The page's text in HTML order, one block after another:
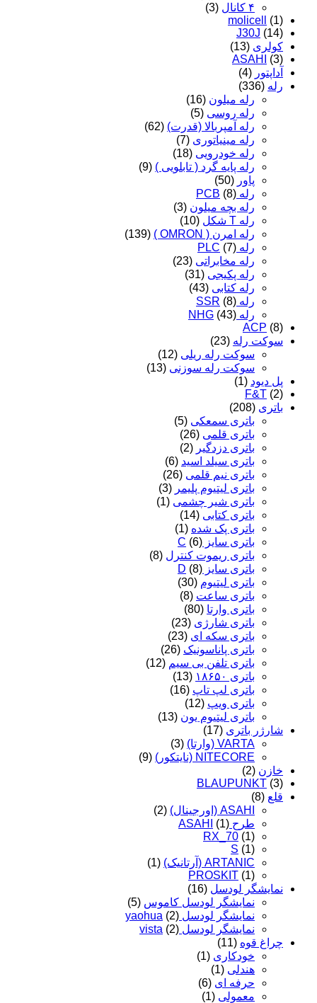
۴ کانال
(3)
molicell
(1)
J30J (14)
کولری (13)
ASAHI
(3)
آداپتور (4)
رله (336)
رله میلون (16)
رله روسی (5)
رله آمپربالا (قدرت) (62)
رله مینیاتوری (7)
رله خودرویی (18)
رله پایه گرد ( تابلویی ) (9)
پاور (50)
رله PCB (8)
رله بچه میلون (3)
رله T شکل
(10)
رله امرن ( OMRON )
(139)
رله PLC (7)
رله مخابراتی (23)
رله پکیجی (31)
رله کتابی (43)
رله SSR (8)
رله NHG (43)
ACP (8)
سوکت رله (23)
سوکت رله ریلی (12)
سوکت رله سوزنی (13)
پل دیود (1)
F&T (2)
باتری (208)
باتری سمعکی (5)
باتری قلمی (26)
باتری دزدگیر (2)
باتری سیلد اسید (6)
باتری نیم قلمی (26)
باتری لیتیوم پلیمر (3)
باتری شیر چشمی (1)
باتری کتابی (14)
باتری پک شده (1)
باتری سایز C (6)
باتری ریموت کنترل (8)
باتری سایز D (8)
باتری لیتیوم (30)
باتری ساعت (8)
باتری وارتا (80)
باتری شارژی (23)
باتری سکه ای (23)
باتری پاناسونیک (26)
باتری تلفن بی سیم (12)
باتری ۱۸۶۵۰
(13)
باتری لپ تاپ (16)
باتری ویپ (12)
باتری لیتیوم یون (13)
شارژر باتری (17)
VARTA (وارتا)
(3)
NITECORE (نایتکور)
(9)
خازن (2)
BLAUPUNKT (3)
قلع (8)
ASAHI (اورجینال)
(2)
طرح ASAHI (1)
RX_70 (1)
S (1)
ARTANIC (آرتانیک)
(1)
PROSKIT (1)
نمایشگر لودسل (16)
نمایشگر لودسل کاموس (5)
نمایشگر لودسل yaohua (2)
نمایشگر لودسل vista (2)
چراغ قوه (11)
خودکاری (1)
هندلی (1)
حرفه ای (6)
معمولی (1)